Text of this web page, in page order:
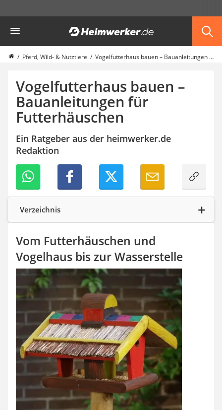
Haustiere
Hunderucksack
Hufschuhe
Terrarium
Pferd, Wild- & Nutztiere Vogelfutterhaus bauen – Bauanleitungen für Futterhäuschen
Vogelfutterhaus bauen –
Bauanleitungen für
Futterhäuschen
Ein Ratgeber aus der heimwerker.de
Redaktion
Verzeichnis
Vom Futterhäuschen und
Vogelhaus bis zur Wasserstelle